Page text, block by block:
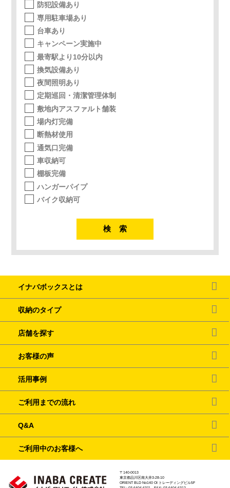
防犯設備あり
専用駐車場あり
台車あり
キャンペーン実施中
最寄駅より10分以内
換気設備あり
夜間照明あり
定期巡回・清潔管理体制
敷地内アスファルト舗装
場内灯完備
断熱材使用
通気口完備
車収納可
棚板完備
ハンガーパイプ
バイク収納可
イナバボックスとは
収納のタイプ
店舗を探す
お客様の声
活用事例
ご利用までの流れ
Q&A
ご利用中のお客様へ
〒140-0013
東京都品川区南大井3-28-10
ORIENT BLD No140 OI トレーディングビル5F